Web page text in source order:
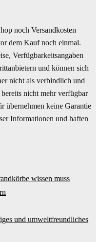
noch Versandkosten
dem Kauf noch einmal.
Verfügbarkeitsangaben
und können sich
nicht als verbindlich und
nicht mehr verfügbar
übernehmen keine Garantie
Informationen und haften
wissen muss
und umweltfreundliches